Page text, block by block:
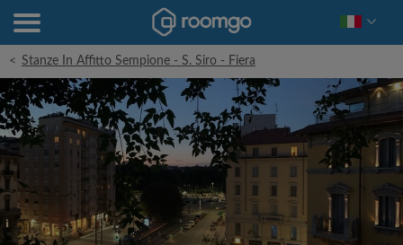
< Stanze In Affitto Sempione - S. Siro - Fiera